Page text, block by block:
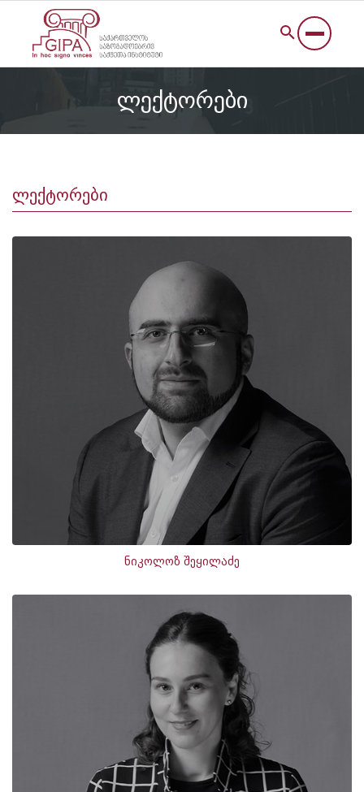
ლექტორები
ლექტორები
ნიკოლოზ შეყილაძე